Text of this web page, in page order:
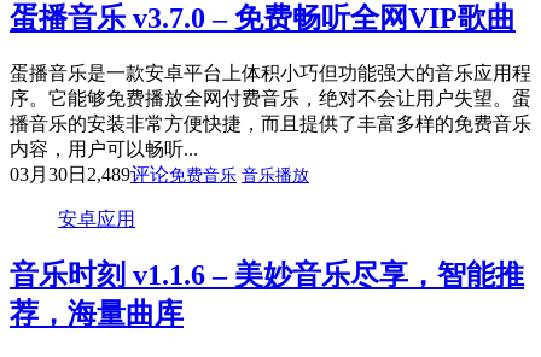
蛋播音乐 v3.7.0 – 免费畅听全网VIP歌曲
蛋播音乐是一款安卓平台上体积小巧但功能强大的音乐应用程
序。它能够免费播放全网付费音乐，绝对不会让用户失望。蛋
播音乐的安装非常方便快捷，而且提供了丰富多样的免费音乐
内容，用户可以畅听...
03月30日 2,489评论免费音乐 音乐播放
安卓应用
音乐时刻 v1.1.6 – 美妙音乐尽享，智能推
荐，海量曲库